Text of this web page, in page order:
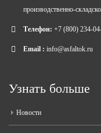
производственно-
Телефон: +7 (800) 234-
Email : info@asfaltok.ru
Узнать больше
Новости